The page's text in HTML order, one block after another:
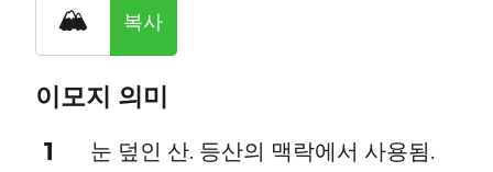
🏔️ 복사
이모지 의미
1
눈 덮인 산. 등산의 맥락에서 사용됨.